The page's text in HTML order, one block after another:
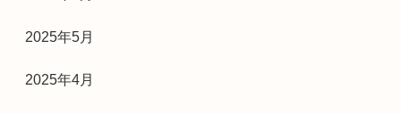
2025年5月
2025年4月